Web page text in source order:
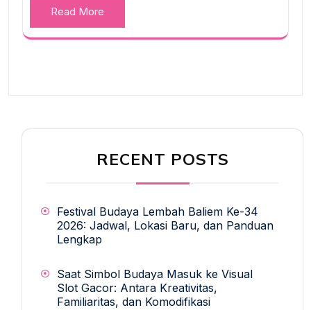
Read More
RECENT POSTS
Festival Budaya Lembah Baliem Ke-34
2026: Jadwal, Lokasi Baru, dan Panduan
Lengkap
Saat Simbol Budaya Masuk ke Visual
Slot Gacor: Antara Kreativitas,
Familiaritas, dan Komodifikasi